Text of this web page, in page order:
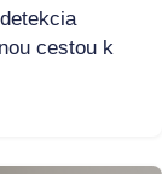
cestou k